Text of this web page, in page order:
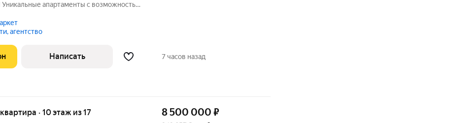
Уникальные апартаменты с возможностью
кирпичном доме
агентство
Написать 7 часов назад
· 10 этаж из 17 8 500 000 ₽